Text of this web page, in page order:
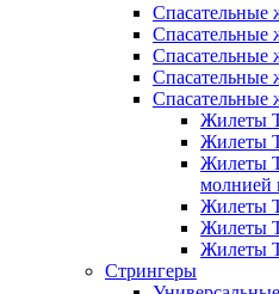
Спасательные
Спасательные
Спасательные
Спасательные
Спасательные
Жилеты
Жилеты
Жилеты
молнией
Жилеты
Жилеты
Жилеты
Стрингеры